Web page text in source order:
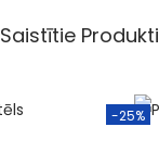
Saistītie Produkti
-25%